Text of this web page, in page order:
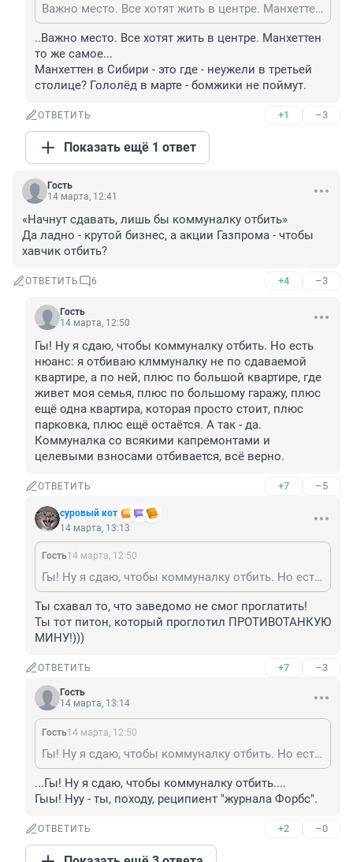
Важно место. Все хотят жить в центре. Манхеттен то же самое. Это нормально что цены растут
..Важно место. Все хотят жить в центре. Манхеттен
то же самое...
Манхеттен в Сибири - это где - неужели в третьей
столице? Гололёд в марте - бомжики не поймут.
ОТВЕТИТЬ +1 –3
Показать ещё 1 ответ
Гость
14 марта, 12:41
«Начнут сдавать, лишь бы коммуналку отбить»
Да ладно - крутой бизнес, а акции Газпрома - чтобы
хавчик отбить?
ОТВЕТИТЬ 6 +4 –3
Гость
14 марта, 12:50
Гы! Ну я сдаю, чтобы коммуналку отбить. Но есть
нюанс: я отбиваю клммуналку не по сдаваемой
квартире, а по ней, плюс по большой квартире, где
живет моя семья, плюс по большому гаражу, плюс
ещё одна квартира, которая просто стоит, плюс
парковка, плюс ещё остаётся. А так - да.
Коммуналка со всякими капремонтами и
целевыми взносами отбивается, всё верно.
ОТВЕТИТЬ +7 –5
суровый кот
14 марта, 13:13
Гость14 марта, 12:50
Гы! Ну я сдаю, чтобы коммуналку отбить. Но есть нюанс: я отбиваю клммуналку не по сдаваемой квартире, а по ней, плюс по большой квартире, где живет моя семья, плюс по большому гаражу, плюс ещё одна квартира, которая просто стоит, плюс парковка, плюс ещё остаётся. А так - да. Коммуналка со всякими капремонтами и целевыми взносами отбивается, всё верно.
Ты схавал то, что заведомо не смог проглатить!
Ты тот питон, который проглотил ПРОТИВОТАНКУЮ
МИНУ!)))
ОТВЕТИТЬ +7 –3
Гость
14 марта, 13:14
Гость14 марта, 12:50
Гы! Ну я сдаю, чтобы коммуналку отбить. Но есть нюанс: я отбиваю клммуналку не по сдаваемой квартире, а по ней, плюс по большой квартире, где живет моя семья, плюс по большому гаражу, плюс ещё одна квартира, которая просто стоит, плюс парковка, плюс ещё остаётся. А так - да. Коммуналка со всякими капремонтами и целевыми взносами отбивается, всё верно.
...Гы! Ну я сдаю, чтобы коммуналку отбить....
Гыы! Нуу - ты, походу, реципиент "журнала Форбс".
ОТВЕТИТЬ +2 –0